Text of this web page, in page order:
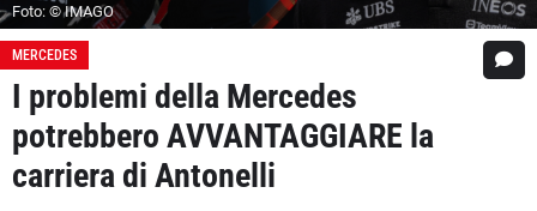
Foto: © IMAGO
MERCEDES
I problemi della Mercedes
potrebbero AVVANTAGGIARE la
carriera di Antonelli